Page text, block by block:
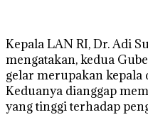
Kepala LAN RI, Dr. Adi
mengatakan, kedua
gelar merupakan kepala
Keduanya dianggap
yang tinggi terhadap